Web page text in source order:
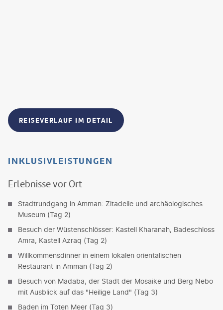
REISEVERLAUF IM DETAIL
INKLUSIVLEISTUNGEN
Erlebnisse vor Ort
Stadtrundgang in Amman: Zitadelle und archäologisches
Museum (Tag 2)
Besuch der Wüstenschlösser: Kastell Kharanah, Badeschloss
Amra, Kastell Azraq (Tag 2)
Willkommensdinner in einem lokalen orientalischen
Restaurant in Amman (Tag 2)
Besuch von Madaba, der Stadt der Mosaike und Berg Nebo
mit Ausblick auf das "Heilige Land" (Tag 3)
Baden im Toten Meer (Tag 3)